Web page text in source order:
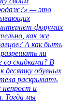
— это
форумах
как же
А как быть
ли
со скидками? В
десятку обувных
раскрывать
и
Тогда мы